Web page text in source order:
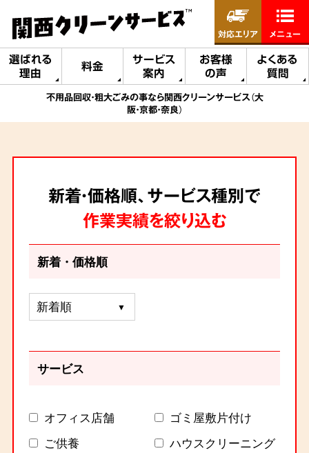
選ばれる
理由
料金
サービス
案内
お客様
の声
よくある
質問
対応エリア メニュー
不用品回収・粗大ごみの事なら関西クリーンサービス（大
阪・京都・奈良）
新着・価格順、サービス種別で
作業実績を絞り込む
新着・価格順
サービス
オフィス店舗
ゴミ屋敷片付け
ご供養
ハウスクリーニング